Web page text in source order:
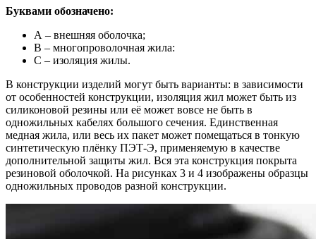
Буквами обозначено:
А – внешняя оболочка;
В – многопроволочная жила:
С – изоляция жилы.
В конструкции изделий могут быть варианты: в зависимости
от особенностей конструкции, изоляция жил может быть из
силиконовой резины или её может вовсе не быть в
одножильных кабелях большого сечения. Единственная
медная жила, или весь их пакет может помещаться в тонкую
синтетическую плёнку ПЭТ-Э, применяемую в качестве
дополнительной защиты жил. Вся эта конструкция покрыта
резиновой оболочкой. На рисунках 3 и 4 изображены образцы
одножильных проводов разной конструкции.